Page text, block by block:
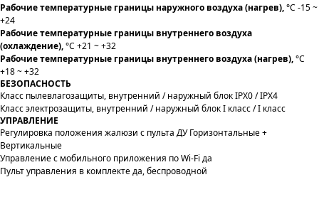
Рабочие температурные границы наружного воздуха (нагрев),°C -15 ~
+24
Рабочие температурные границы внутреннего воздуха
(охлаждение),°C +21 ~ +32
Рабочие температурные границы внутреннего воздуха (нагрев),°C
+18 ~ +32
БЕЗОПАСНОСТЬ
Класс пылевлагозащиты, внутренний / наружный блок IPX0 / IPX4
Класс электрозащиты, внутренний / наружный блок I класс / I класс
УПРАВЛЕНИЕ
Регулировка положения жалюзи с пульта ДУ Горизонтальные +
Вертикальные
Управление c мобильного приложения по Wi-Fi да
Пульт управления в комплекте да, беспроводной